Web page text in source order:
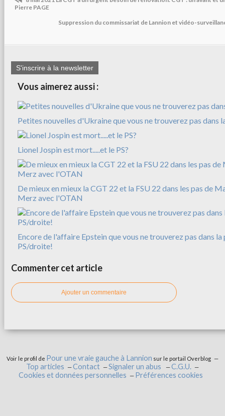
Pierre PAGE
Suppression du commissariat de Lannion et vidéo-
S'inscrire à la newsletter
Vous aimerez aussi :
Petites nouvelles d'Ukraine que vous ne trouverez pas dans
Lionel Jospin est mort.....et le PS?
De mieux en mieux la CGT 22 et la FSU 22 dans les pas de
Merz avec l'OTAN
Encore de l'affaire Epstein que vous ne trouverez pas dans
PS/droite!
Commenter cet article
Ajouter un commentaire
Voir le profil de Pour une vraie gauche à Lannion sur le portail Overblog
Top articles Contact Signaler un abus
C.G.U.
Cookies et données personnelles
Préférences cookies